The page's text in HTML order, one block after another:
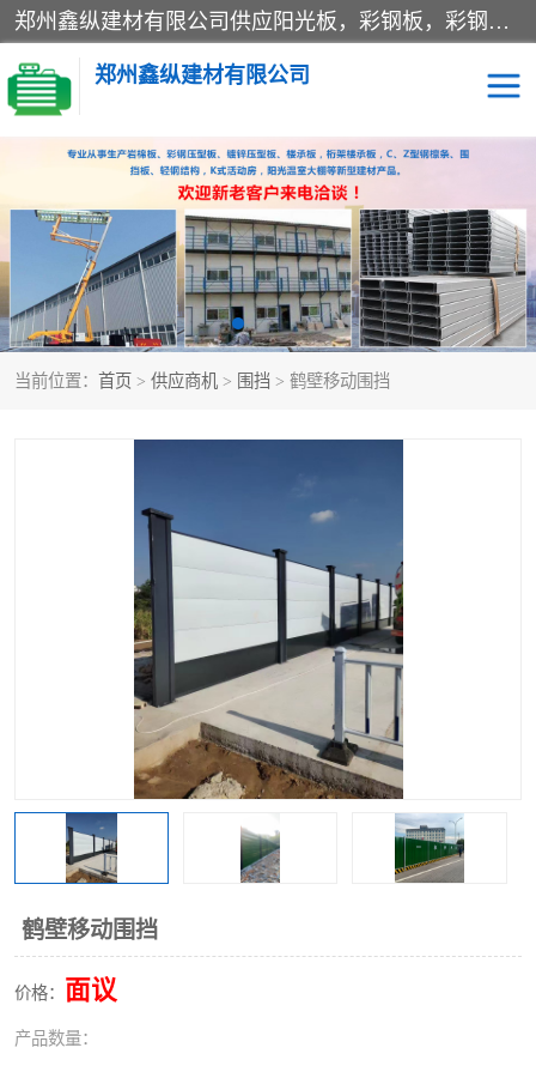
郑州鑫纵建材有限公司供应阳光板，彩钢板，彩钢钢构工程是一家集生产销售租赁安装于一体的企业，主要生产PC采光板，耐力板，仿古琉璃采光板，岩棉板、彩钢压型板、镀锌压型板、桁架楼承板，C、Z型钢檩条、围挡板、轻钢结构，阳光温室大棚等新型建材产品。公司旗下有多台移动式高空压瓦机租赁，承接全国各地业务，专业对外租赁各种型号压瓦机。
郑州鑫纵建材有限公司
当前位置： 首页 > 供应商机 > 围挡 > 鹤壁移动围挡
鹤壁移动围挡
价格： 面议
产品数量：
高空瓦机租赁 ASA合成树脂仿古瓦
CZ型钢 FRP采光板
PC多层板 PC耐力板
建筑围挡 楼层板
压型彩钢板
彩钢板
生产加工单板复合围挡 市